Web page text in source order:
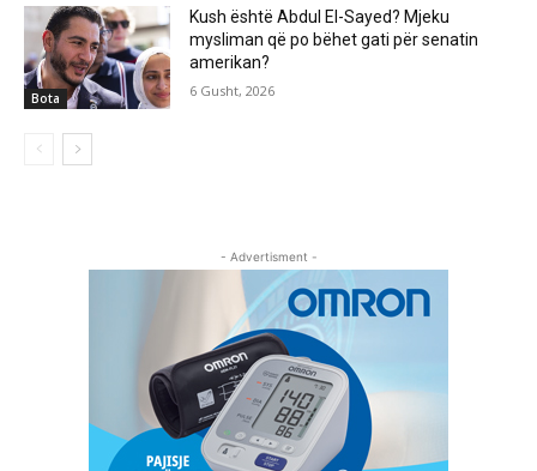
Bota
Kush është Abdul El-Sayed? Mjeku
mysliman që po bëhet gati për senatin
amerikan?
6 Gusht, 2026
- Advertisment -